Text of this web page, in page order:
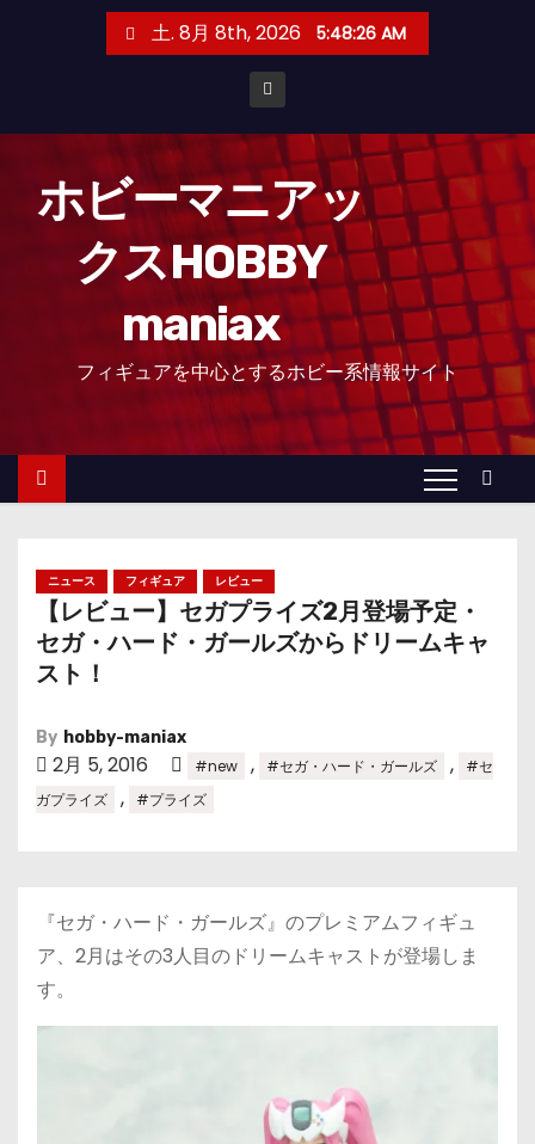
土. 8月 8th, 2026 5:48:28 AM
ホビーマニアッ
クスHOBBY
maniax
フィギュアを中心とするホビー系情報サイト
ニュース フィギュア レビュー
【レビュー】セガプライズ2月登場予定・
セガ・ハード・ガールズからドリームキャ
スト！
By hobby-maniax
2月 5, 2016 #new , #セガ・ハード・ガールズ ,
#セ
ガプライズ
, #プライズ
『セガ・ハード・ガールズ』のプレミアムフィギュ
ア、2月はその3人目のドリームキャストが登場しま
す。